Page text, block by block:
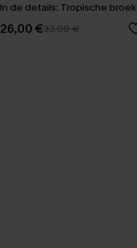
In de details: Tropische broek
26,00 €33,00 €